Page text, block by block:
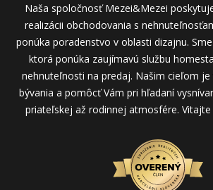
Naša spoločnosť Mezei&Mezei
realizácii obchodovania s
ponúka poradenstvo v oblasti dizajnu.
ktorá ponúka zaujímavú službu
nehnuteľnosti na predaj. Našim cieľom je
bývania a pomôcť Vám pri hľadaní
priateľskej až rodinnej atmosfére. Vitajte